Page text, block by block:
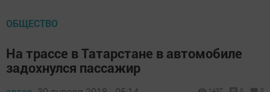
ОБЩЕСТВО
На трассе в Татарстане в автомобиле
задохнулся пассажир